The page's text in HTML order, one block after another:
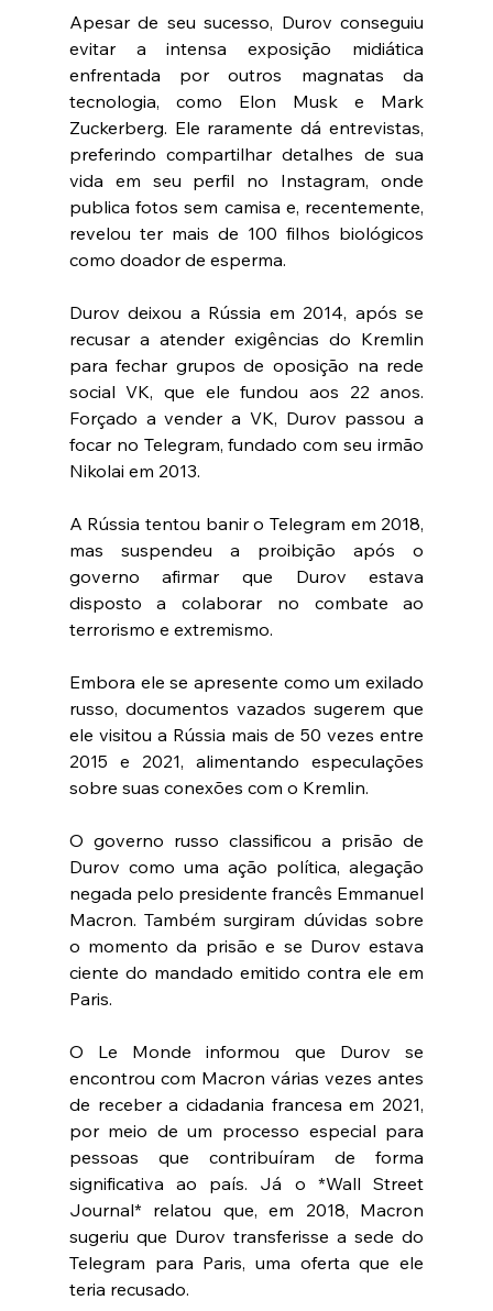
Apesar de seu sucesso, Durov conseguiu
evitar a intensa exposição midiática
enfrentada por outros magnatas da
tecnologia, como Elon Musk e Mark
Zuckerberg. Ele raramente dá entrevistas,
preferindo compartilhar detalhes de sua
vida em seu perfil no Instagram, onde
publica fotos sem camisa e, recentemente,
revelou ter mais de 100 filhos biológicos
como doador de esperma.
Durov deixou a Rússia em 2014, após se
recusar a atender exigências do Kremlin
para fechar grupos de oposição na rede
social VK, que ele fundou aos 22 anos.
Forçado a vender a VK, Durov passou a
focar no Telegram, fundado com seu irmão
Nikolai em 2013.
A Rússia tentou banir o Telegram em 2018,
mas suspendeu a proibição após o
governo afirmar que Durov estava
disposto a colaborar no combate ao
terrorismo e extremismo.
Embora ele se apresente como um exilado
russo, documentos vazados sugerem que
ele visitou a Rússia mais de 50 vezes entre
2015 e 2021, alimentando especulações
sobre suas conexões com o Kremlin.
O governo russo classificou a prisão de
Durov como uma ação política, alegação
negada pelo presidente francês Emmanuel
Macron. Também surgiram dúvidas sobre
o momento da prisão e se Durov estava
ciente do mandado emitido contra ele em
Paris.
O Le Monde informou que Durov se
encontrou com Macron várias vezes antes
de receber a cidadania francesa em 2021,
por meio de um processo especial para
pessoas que contribuíram de forma
significativa ao país. Já o *Wall Street
Journal* relatou que, em 2018, Macron
sugeriu que Durov transferisse a sede do
Telegram para Paris, uma oferta que ele
teria recusado.